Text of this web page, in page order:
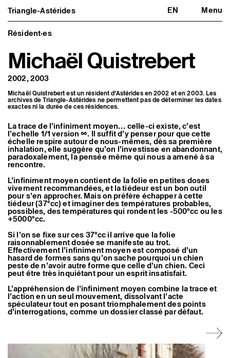
Triangle-Astérides EN Menu
Triangle-Astérides
Centre d’art contemporain
d’intérêt national
et résidence internationale d'artistes
Fermer
Présentation
À propos
Équipe et gouvernance
Formation professionnelle
Adhérer / nous soutenir
Informations pratiques
Programmation
Agenda : en cours et à venir
Expositions
Événements
Programmation éditoriale
Médiation
Publics associés
Les Nouveaux Commanditaires
Artistes résident·es et associé·es
Artistes associé·es
Hors-les-murs
Ancien·nes résident·es et artistes associé·es
Résident·es
Michaël Quistrebert
2002, 2003
Michaël Quistrebert est un résident d’Astérides en 2002 et en 2003. Les
archives de Triangle-Astérides ne permettent pas de déterminer les dates
exactes ni la durée de ces résidences.
La trace de l’infiniment moyen… celle-ci existe, c’est
l’echelle 1/1 version ∞. Il suffit d’y penser pour que cette
échelle respire autour de nous-mêmes, dès sa première
inhalation, elle suggère qu’on l’investisse en abandonnant,
paradoxalement, la pensée même qui nous a amené à sa
rencontre.
L’infiniment moyen contient de la folie en petites doses
vivement recommandées, et la tiédeur est un bon outil
pour s’en approcher. Mais on préfère échapper à cette
tiédeur (37°cc) et imaginer des températures probables,
possibles, des températures qui rondent les -500°cc ou les
+5000°cc.
Si l’on se fixe sur ces 37°cc il arrive que la folie
raisonnablement dosée se manifeste au trot.
Effectivement l’infiniment moyen est composé d’un
hasard de formes sans qu’on sache pourquoi un chien
peste de n’avoir autre forme que celle d’un chien. Ceci
peut être très inquiétant pour un esprit insatisfait.
L’appréhension de l’infiniment moyen combine la trace et
l’action en un seul mouvement, dissolvant l’acte
spéculateur tout en posant triomphalement des points
d’interrogations, comme un dossier classé par défaut.